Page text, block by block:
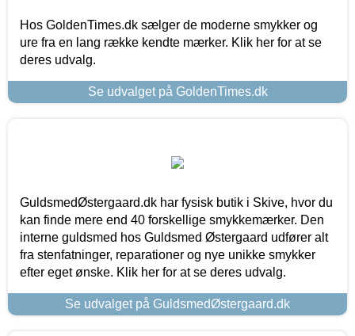
Hos GoldenTimes.dk sælger de moderne smykker og
ure fra en lang række kendte mærker. Klik her for at se
deres udvalg.
Se udvalget på GoldenTimes.dk
GuldsmedØstergaard.dk har fysisk butik i Skive, hvor du
kan finde mere end 40 forskellige smykkemærker. Den
interne guldsmed hos Guldsmed Østergaard udfører alt
fra stenfatninger, reparationer og nye unikke smykker
efter eget ønske. Klik her for at se deres udvalg.
Se udvalget på GuldsmedØstergaard.dk